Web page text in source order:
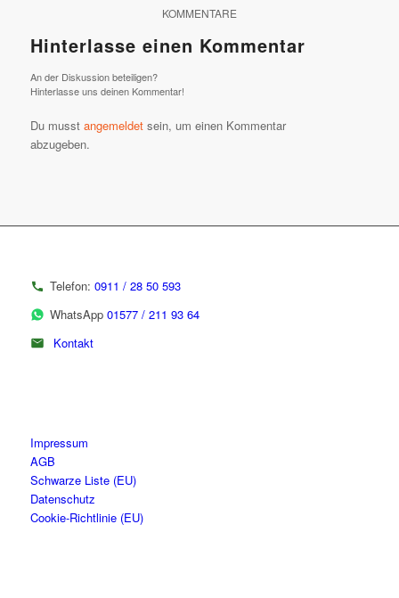
KOMMENTARE
Hinterlasse einen Kommentar
An der Diskussion beteiligen?
Hinterlasse uns deinen Kommentar!
Du musst angemeldetsein, um einen Kommentar
abzugeben.
Telefon: 0911 / 28 50 593
WhatsApp 01577 / 211 93 64
Kontakt
Impressum
AGB
Schwarze Liste (EU)
Datenschutz
Cookie-Richtlinie (EU)